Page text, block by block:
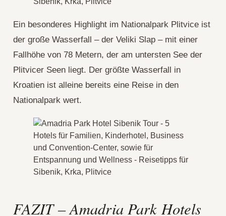
Ein besonderes Highlight im Nationalpark Plitvice ist
der große Wasserfall – der Veliki Slap – mit einer
Fallhöhe von 78 Metern, der am untersten See der
Plitvicer Seen liegt. Der größte Wasserfall in
Kroatien ist alleine bereits eine Reise in den
Nationalpark wert.
FAZIT – Amadria Park Hotels